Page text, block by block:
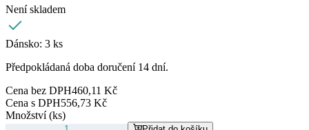
Není skladem
Dánsko: 3 ks
Předpokládaná doba doručení 14 dní.
Cena bez DPH460,11 Kč
Cena s DPH556,73 Kč
Množství (ks)